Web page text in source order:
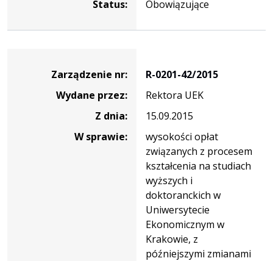
Status: Obowiązujące
Zarządzenie nr:
R-0201-42/2015
Wydane przez:
Rektora UEK
Z dnia:
15.09.2015
W sprawie:
wysokości opłat
związanych z procesem
kształcenia na studiach
wyższych i
doktoranckich w
Uniwersytecie
Ekonomicznym w
Krakowie, z
późniejszymi zmianami